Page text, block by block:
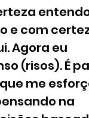
e com
Agora eu
(risos). É
me
na